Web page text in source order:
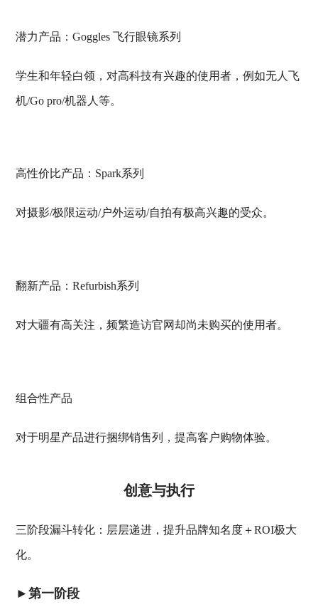
潜力产品：Goggles 飞行眼镜系列
学生和年轻白领，对高科技有兴趣的使用者，例如无人飞
机/Go pro/机器人等。
高性价比产品：Spark系列
对摄影/极限运动/户外运动/自拍有极高兴趣的受众。
翻新产品：Refurbish系列
对大疆有高关注，频繁造访官网却尚未购买的使用者。
组合性产品
对于明星产品进行捆绑销售列，提高客户购物体验。
创意与执行
三阶段漏斗转化：层层递进，提升品牌知名度＋ROI极大
化。
►第一阶段